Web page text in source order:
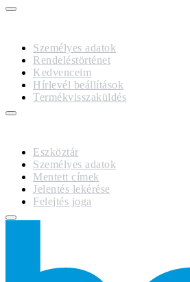
Személyes adatok
Rendeléstörténet
Kedvenceim
Hírlevél beállítások
Termékvisszaküldés
Eszköztár
Személyes adatok
Mentett címek
Jelentés lekérése
Felejtés joga